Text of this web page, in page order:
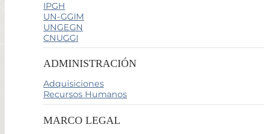
IPGH
UN-GGIM
UNGEGN
CNUGGI
ADMINISTRACIÓN
Adquisiciones
Recursos Humanos
MARCO LEGAL